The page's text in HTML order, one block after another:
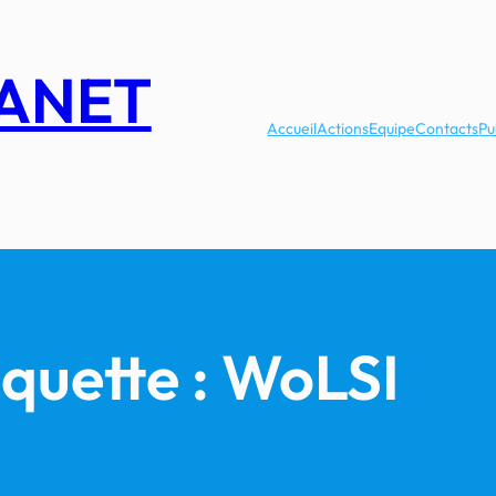
AccueilActionsEquipeContacts
: WoLSI